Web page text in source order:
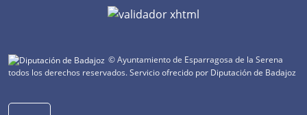
© Ayuntamiento de Esparragosa de la Serena
todos los derechos reservados.Servicio ofrecido por Diputación de Badajoz